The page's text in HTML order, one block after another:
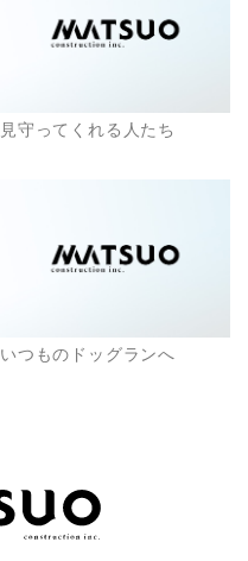
見守ってくれる人たち
いつものドッグランへ